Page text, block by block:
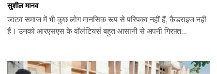
सुशील मानव
जाटव समाज में भी कुछ लोग मानसिक रूप से परिपक्व नहीं हैं, कैडराइज नहीं
हैं। उनको आरएसएस के वॉलंटियर्स बहुत आसानी से अपनी गिरफ़्त...